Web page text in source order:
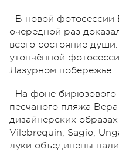
В новой фотосессии
очередной раз
всего состояние
утончённой
Лазурном побережье.
На фоне бирюзового
песчаного пляжа
дизайнерских
Vilebrequin, Sagio,
луки объединены